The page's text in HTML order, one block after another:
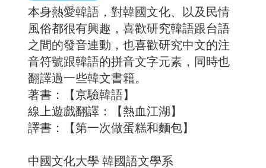
本身熱愛韓語，對韓國文化、以及民情
風俗都很有興趣，喜歡研究韓語跟台語
之間的發音連動，也喜歡研究中文的注
音符號跟韓語的拼音文字元素，同時也
翻譯過一些韓文書籍。
著書：【京驗韓語】
線上遊戲翻譯：【熱血江湖】
譯書：【第一次做蛋糕和麵包】
中國文化大學 韓國語文學系